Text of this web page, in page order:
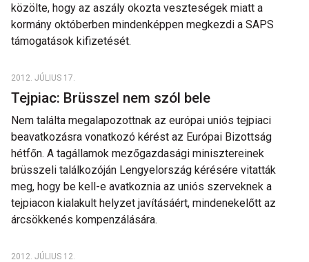
közölte, hogy az aszály okozta veszteségek miatt a
kormány októberben mindenképpen megkezdi a SAPS
támogatások kifizetését.
2012. JÚLIUS 17.
Tejpiac: Brüsszel nem szól bele
Nem találta megalapozottnak az európai uniós tejpiaci
beavatkozásra vonatkozó kérést az Európai Bizottság
hétfőn. A tagállamok mezőgazdasági minisztereinek
brüsszeli találkozóján Lengyelország kérésére vitatták
meg, hogy be kell-e avatkoznia az uniós szerveknek a
tejpiacon kialakult helyzet javításáért, mindenekelőtt az
árcsökkenés kompenzálására.
2012. JÚLIUS 12.